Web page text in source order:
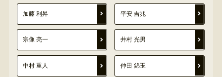
加藤 利昇 平安 吉兆
宗像 亮一 井村 光男
中村 重人 仲田 錦玉